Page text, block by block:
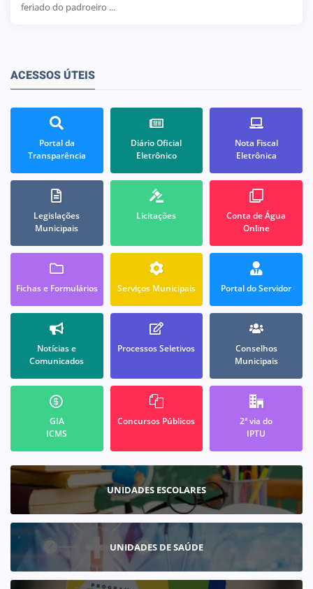
feriado do padroeiro ...
ACESSOS ÚTEIS
Portal da
Transparência
Diário Oficial
Eletrônico
Nota Fiscal
Eletrônica
Legislações
Municipais
Licitações
Conta de Água
Online
Fichas e Formulários Serviços Municipais Portal do Servidor
Notícias e
Comunicados
Processos Seletivos
Conselhos
Municipais
GIA
ICMS
Concursos Públicos
2ª via do
IPTU
UNIDADES ESCOLARES
UNIDADES DE SAÚDE